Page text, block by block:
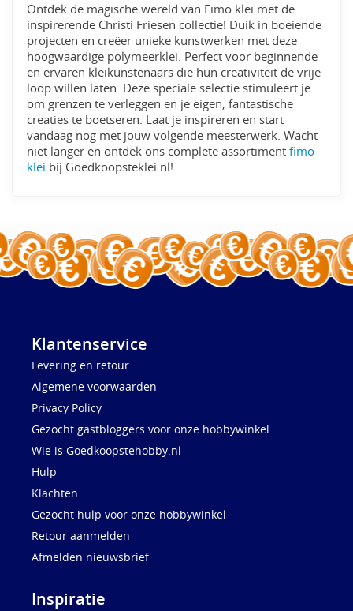
Ontdek de magische wereld van Fimo klei met de
inspirerende Christi Friesen collectie! Duik in boeiende
projecten en creëer unieke kunstwerken met deze
hoogwaardige polymeerklei. Perfect voor beginnende
en ervaren kleikunstenaars die hun creativiteit de vrije
loop willen laten. Deze speciale selectie stimuleert je
om grenzen te verleggen en je eigen, fantastische
creaties te boetseren. Laat je inspireren en start
vandaag nog met jouw volgende meesterwerk. Wacht
niet langer en ontdek ons complete assortimentfimo
klei bij Goedkoopsteklei.nl!
Klantenservice
Levering en retour
Algemene voorwaarden
Privacy Policy
Gezocht gastbloggers voor onze hobbywinkel
Wie is Goedkoopstehobby.nl
Hulp
Klachten
Gezocht hulp voor onze hobbywinkel
Retour aanmelden
Afmelden nieuwsbrief
Inspiratie